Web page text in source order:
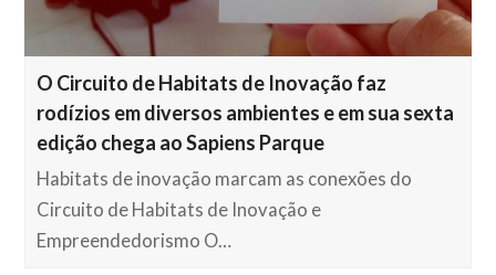
O Circuito de Habitats de Inovação faz
rodízios em diversos ambientes e em sua sexta
edição chega ao Sapiens Parque
Habitats de inovação marcam as conexões do
Circuito de Habitats de Inovação e
Empreendedorismo O…